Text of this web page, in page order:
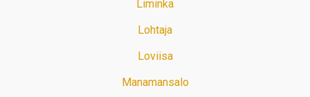
Liminka
Lohtaja
Loviisa
Manamansalo